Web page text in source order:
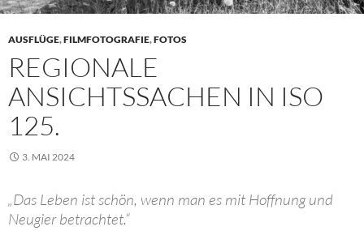
AUSFLÜGE,FILMFOTOGRAFIE,FOTOS
REGIONALE
ANSICHTSSACHEN IN ISO
125.
3. MAI 2024
„Das Leben ist schön, wenn man es mit Hoffnung und
Neugier betrachtet.“